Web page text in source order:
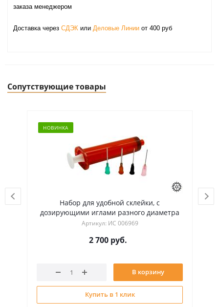
заказа менеджером
Доставка через СДЭК или Деловые Линии от 400 руб
Сопутствующие товары
НОВИНКА
Набор для удобной склейки, с
дозирующими иглами разного диаметра
Артикул: ИС 006969
2 700руб.
В корзину
Купить в 1 клик